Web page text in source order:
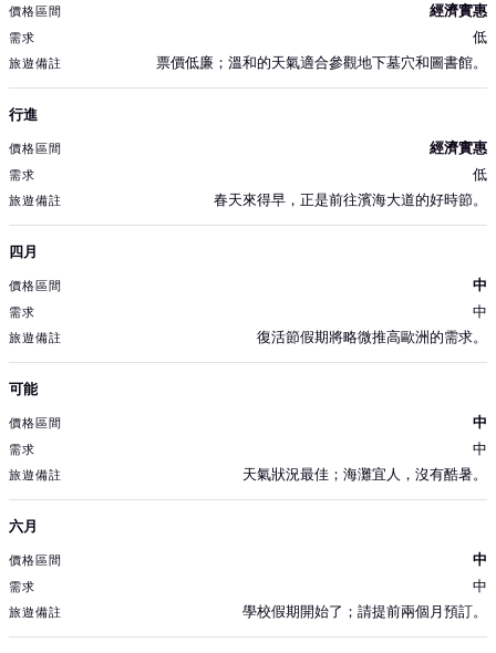
經濟實惠
低
票價低廉；溫和的天氣適合參觀地下墓穴和圖書館。
行進
經濟實惠
低
春天來得早，正是前往濱海大道的好時節。
四月
中
中
復活節假期將略微推高歐洲的需求。
可能
中
中
天氣狀況最佳；海灘宜人，沒有酷暑。
六月
中
中
學校假期開始了；請提前兩個月預訂。